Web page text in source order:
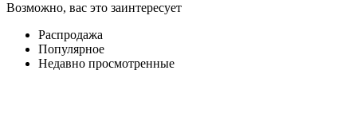
Возможно, вас это заинтересует
Распродажа
Популярное
Недавно просмотренные